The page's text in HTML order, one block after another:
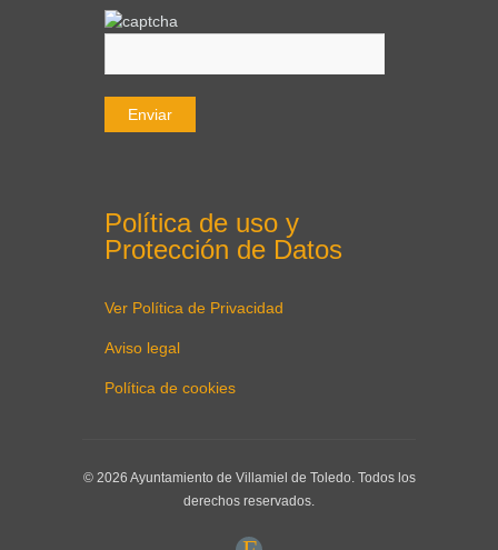
Política de uso y
Protección de Datos
Ver Política de Privacidad
Aviso legal
Política de cookies
© 2026 Ayuntamiento de Villamiel de Toledo. Todos los
derechos reservados.